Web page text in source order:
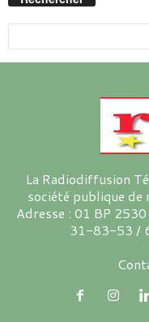
La Radiodiffusion
société publique de
Adresse : 01 BP
31-83-53 /